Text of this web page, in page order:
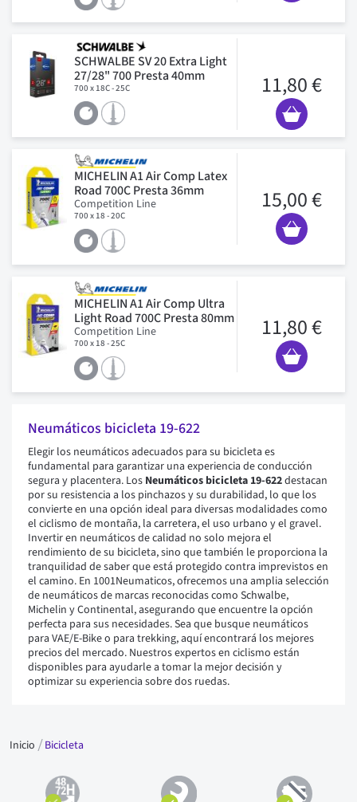
SCHWALBE SV 20 Extra Light
27/28" 700 Presta 40mm
700 x 18C - 25C 11,80 €
MICHELIN A1 Air Comp Latex
Road 700C Presta 36mm
Competition Line
700 x 18 - 20C
15,00 €
MICHELIN A1 Air Comp Ultra
Light Road 700C Presta 80mm
Competition Line
700 x 18 - 25C
11,80 €
Neumáticos bicicleta 19-622
Elegir los neumáticos adecuados para su bicicleta es
fundamental para garantizar una experiencia de conducción
segura y placentera. Los Neumáticos bicicleta 19-622destacan
por su resistencia a los pinchazos y su durabilidad, lo que los
convierte en una opción ideal para diversas modalidades como
el ciclismo de montaña, la carretera, el uso urbano y el gravel.
Invertir en neumáticos de calidad no solo mejora el
rendimiento de su bicicleta, sino que también le proporciona la
tranquilidad de saber que está protegido contra imprevistos en
el camino. En 1001Neumaticos, ofrecemos una amplia selección
de neumáticos de marcas reconocidas como Schwalbe,
Michelin y Continental, asegurando que encuentre la opción
perfecta para sus necesidades. Sea que busque neumáticos
para VAE/E-Bike o para trekking, aquí encontrará los mejores
precios del mercado. Nuestros expertos en ciclismo están
disponibles para ayudarle a tomar la mejor decisión y
optimizar su experiencia sobre dos ruedas.
Inicio Bicicleta